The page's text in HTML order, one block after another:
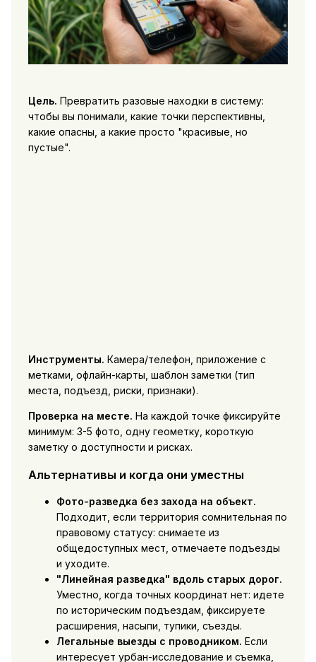
Цель. Превратить разовые находки в систему:
чтобы вы понимали, какие точки перспективны,
какие опасны, а какие просто "красивые, но
пустые".
Инструменты. Камера/телефон, приложение с
метками, офлайн-карты, шаблон заметки (тип
места, подъезд, риски, признаки).
Проверка на месте. На каждой точке фиксируйте
минимум: 3-5 фото, одну геометку, короткую
заметку о доступности и рисках.
Альтернативы и когда они уместны
Фото-разведка без захода на объект.
Подходит, если территория сомнительная по
правовому статусу: снимаете из
общедоступных мест, отмечаете подъезды
и уходите.
"Линейная разведка" вдоль старых дорог.
Уместно, когда точных координат нет: идете
по историческим подъездам, фиксируете
расширения, насыпи, тупики, съезды.
Легальные выезды с проводником. Если
интересует урбан-исследование и съемка,